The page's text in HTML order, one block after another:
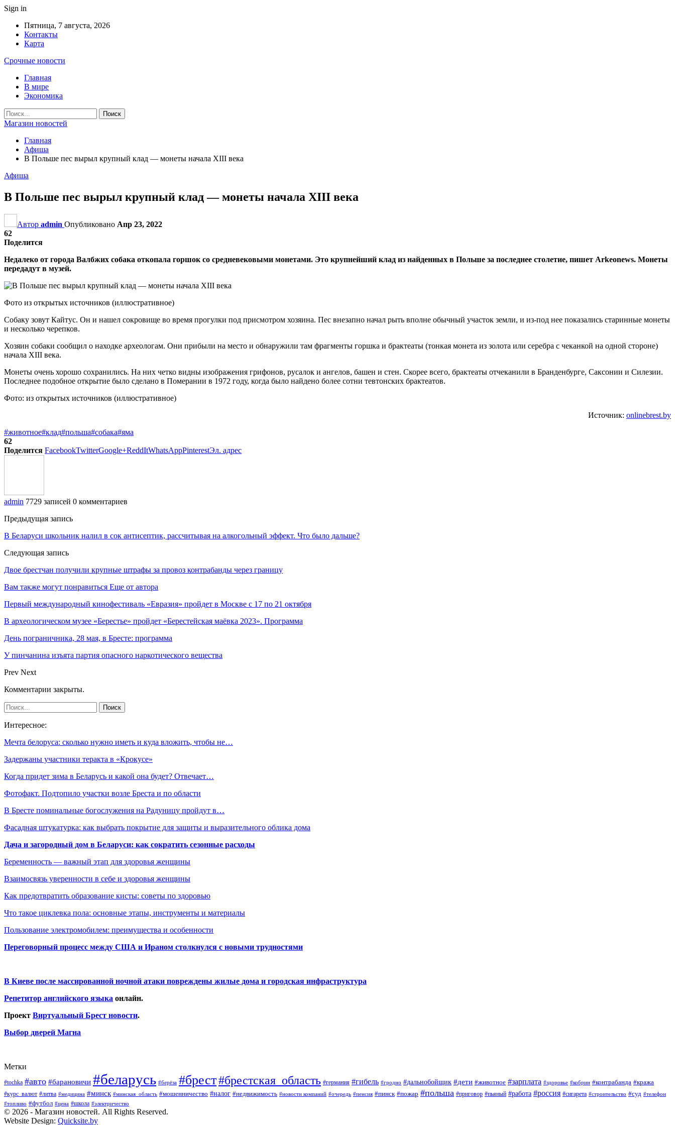
Sign in
Пятница, 7 августа, 2026
Контакты
Карта
Срочные новости
Главная
В мире
Экономика
Магазин новостей
Главная
Афиша
В Польше пес вырыл крупный клад — монеты начала XIII века
Афиша
В Польше пес вырыл крупный клад — монеты начала XIII века
Автор admin Опубликовано Апр 23, 2022
62
Поделится
Недалеко от города Валбжих собака откопала горшок со средневековыми монетами. Это крупнейший клад из найденных в Польше за последнее столетие, пишет Arkeonews. Монеты
передадут в музей.
Фото из открытых источников (иллюстративное)
Собаку зовут Кайтус. Он и нашел сокровище во время прогулки под присмотром хозяина. Пес внезапно начал рыть вполне обычный участок земли, и из-под нее показались старинные монеты
и несколько черепков.
Хозяин собаки сообщил о находке археологам. Они прибыли на место и обнаружили там фрагменты горшка и брактеаты (тонкая монета из золота или серебра с чеканкой на одной стороне)
начала XIII века.
Монеты очень хорошо сохранились. На них четко видны изображения грифонов, русалок и ангелов, башен и стен. Скорее всего, брактеаты отчеканили в Бранденбурге, Саксонии и Силезии.
Последнее подобное открытие было сделано в Померании в 1972 году, когда было найдено более сотни тевтонских брактеатов.
Фото: из открытых источников (иллюстративное)
Источник: onlinebrest.by
#животное#клад#польша#собака#яма
62
Поделится FacebookTwitterGoogle+ReddItWhatsAppPinterestЭл. адрес
admin 7729 записей 0 комментариев
Предыдущая запись
В Беларуси школьник налил в сок антисептик, рассчитывая на алкогольный эффект. Что было дальше?
Следующая запись
Двое брестчан получили крупные штрафы за провоз контрабанды через границу
Вам также могут понравиться Еще от автора
Первый международный кинофестиваль «Евразия» пройдет в Москве с 17 по 21 октября
В археологическом музее «Берестье» пройдет «Берестейская маёвка 2023». Программа
День пограничника, 28 мая, в Бресте: программа
У пинчанина изъята партия опасного наркотического вещества
Prev Next
Комментарии закрыты.
Интересное:
Мечта белоруса: сколько нужно иметь и куда вложить, чтобы не…
Задержаны участники теракта в «Крокусе»
Когда придет зима в Беларусь и какой она будет? Отвечает…
Фотофакт. Подтопило участки возле Бреста и по области
В Бресте поминальные богослужения на Радуницу пройдут в…
Фасадная штукатурка: как выбрать покрытие для защиты и выразительного облика дома
Дача и загородный дом в Беларуси: как сократить сезонные расходы
Беременность — важный этап для здоровья женщины
Взаимосвязь уверенности в себе и здоровья женщины
Как предотвратить образование кисты: советы по здоровью
Что такое циклевка пола: основные этапы, инструменты и материалы
Пользование электромобилем: преимущества и особенности
Переговорный процесс между США и Ираном столкнулся с новыми трудностями
В Киеве после массированной ночной атаки повреждены жилые дома и городская инфраструктура
Репетитор английского языка онлайн.
Проект Виртуальный Брест новости.
Выбор дверей Магна
Метки
#tochka #авто #барановичи #беларусь #берёза #брест#брестская_область #германия #гибель #гродно #дальнобойщик #дети #животное #зарплата #здоровье #кобрин #контрабанда #кража
#курс_валют #литва #медицина #минск #минская_область #мошенничество #налог #недвижимость #новости компаний #очередь #пенсия #пинск #пожар #польша #приговор #пьяный #работа #россия #сигарета #строительство #суд #телефон
#топливо #футбол #цена #школа #электричество
© 2026 - Магазин новостей. All Rights Reserved.
Website Design: Quicksite.by